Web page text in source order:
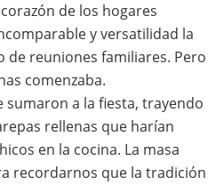
de los hogares
y versatilidad la
reuniones familiares. Pero
comenzaba.
sumaron a la fiesta, trayendo
rellenas que harían
en la cocina. La masa
recordarnos que la tradición